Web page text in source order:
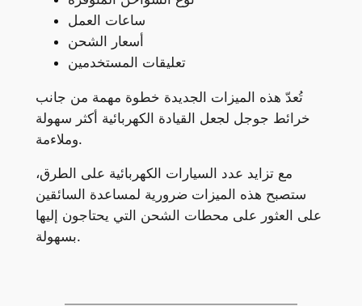
ساعات العمل
أسعار الشحن
تعليقات المستخدمين
تُعدّ هذه الميزات الجديدة خطوة مهمة من جانب
خرائط جوجل لجعل القيادة الكهربائية أكثر سهولة
وملاءمة.
مع تزايد عدد السيارات الكهربائية على الطرق،
ستصبح هذه الميزات ضرورية لمساعدة السائقين
على العثور على محطات الشحن التي يحتاجون إليها
بسهولة.